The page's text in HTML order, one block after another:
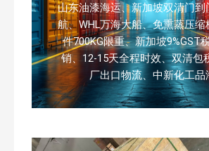
山东油漆海运、新加坡双清门到
航、WHL万海大船、免熏蒸压缩
件700KG限重、新加坡9%GST
销、12-15天全程时效、双清包
厂出口物流、中新化工品